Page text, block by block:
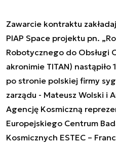
Zawarcie kontraktu
PIAP Space projektu pn.
Robotycznego do Obsługi
akronimie TITAN)
po stronie polskiej firmy
zarządu - Mateusz Wolski i
Agencję Kosmiczną
Europejskiego Centrum
Kosmicznych ESTEC –